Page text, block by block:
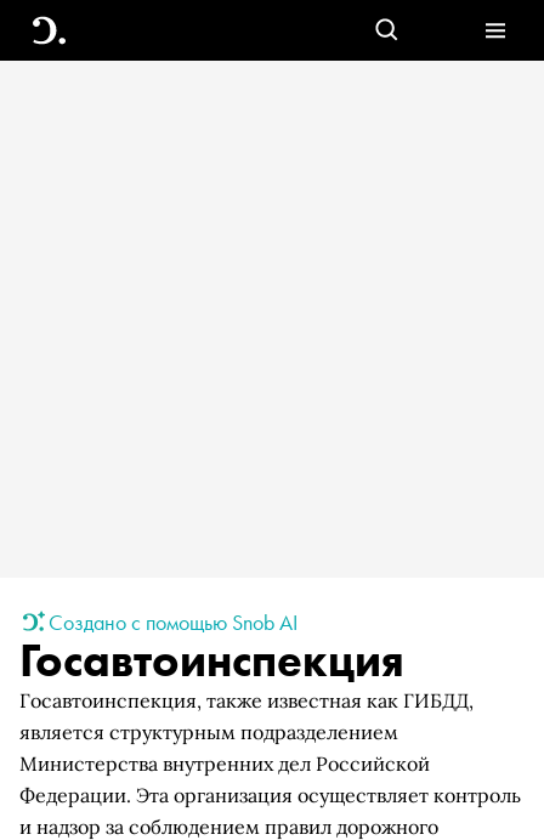
Создано с помощью Snob AI
Госавтоинспекция
Госавтоинспекция, также известная как ГИБДД,
является структурным подразделением
Министерства внутренних дел Российской
Федерации. Эта организация осуществляет контроль
и надзор за соблюдением правил дорожного